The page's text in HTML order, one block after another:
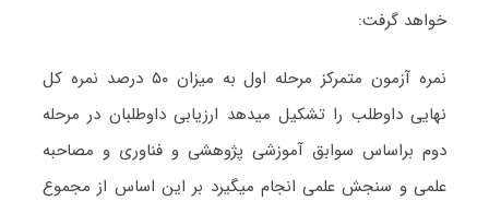
خواهد گرفت:
نمره آزمون متمرکز مرحله اول به میزان ۵۰ درصد نمره کل
نهایی داوطلب را تشکیل میدهد ارزیابی داوطلبان در مرحله
دوم براساس سوابق آموزشی پژوهشی و فناوری و مصاحبه
علمی و سنجش علمی انجام میگیرد بر این اساس از مجموع